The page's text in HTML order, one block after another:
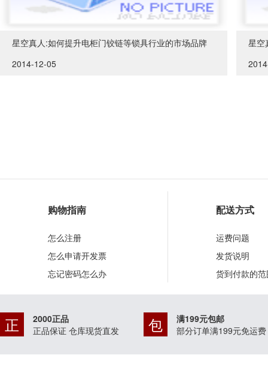
星空真人:如何提升电柜门铰链等锁具行业的市场品牌
2014-12-05
星空
购物指南
怎么注册
怎么申请开发票
忘记密码怎么办
配送方式
运费问题
发货说明
货到付款的
正
2000正品
正品保证 仓库现货直发
包
满199元包邮
部分订单满199元免运费